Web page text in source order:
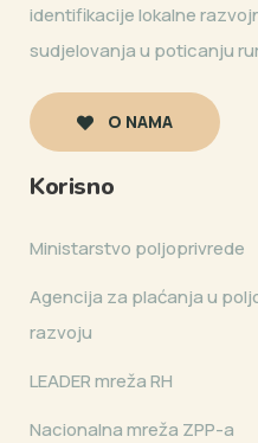
identifikacije lokalne
sudjelovanja u poticanju
O NAMA
Korisno
Ministarstvo poljoprivrede
Agencija za plaćanja u
razvoju
LEADER mreža RH
Nacionalna mreža ZPP-a